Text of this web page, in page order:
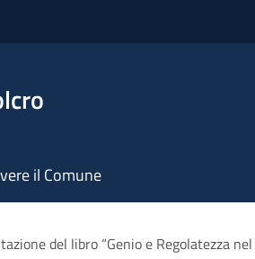
il Comune
del libro “Genio e Regolatezza